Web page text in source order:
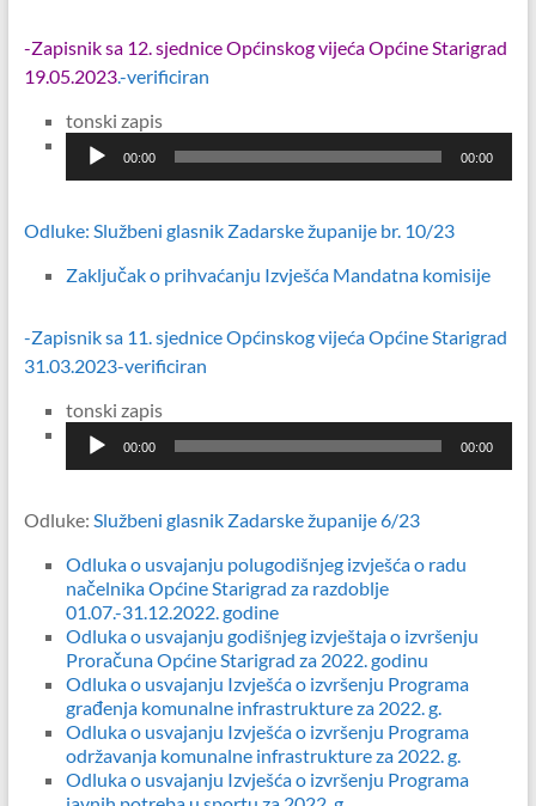
-Zapisnik sa 12. sjednice Općinskog vijeća Općine Starigrad
19.05.2023.-verificiran
tonski zapis
Reproduktor
audiozapisa
00:00 00:00
Odluke: Službeni glasnik Zadarske županije br. 10/23
Zaključak o prihvaćanju Izvješća Mandatna komisije
-Zapisnik sa 11. sjednice Općinskog vijeća Općine Starigrad
31.03.2023-verificiran
tonski zapis
Reproduktor
audiozapisa
00:00 00:00
Odluke: Službeni glasnik Zadarske županije 6/23
Odluka o usvajanju polugodišnjeg izvješća o radu
načelnika Općine Starigrad za razdoblje
01.07.-31.12.2022. godine
Odluka o usvajanju godišnjeg izvještaja o izvršenju
Proračuna Općine Starigrad za 2022. godinu
Odluka o usvajanju Izvješća o izvršenju Programa
građenja komunalne infrastrukture za 2022. g.
Odluka o usvajanju Izvješća o izvršenju Programa
održavanja komunalne infrastrukture za 2022. g.
Odluka o usvajanju Izvješća o izvršenju Programa